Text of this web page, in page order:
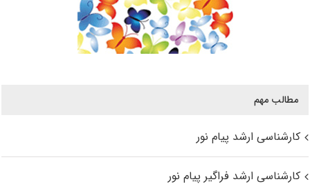
مطالب مهم
کارشناسی ارشد پیام نور
کارشناسی ارشد فراگیر پیام نور